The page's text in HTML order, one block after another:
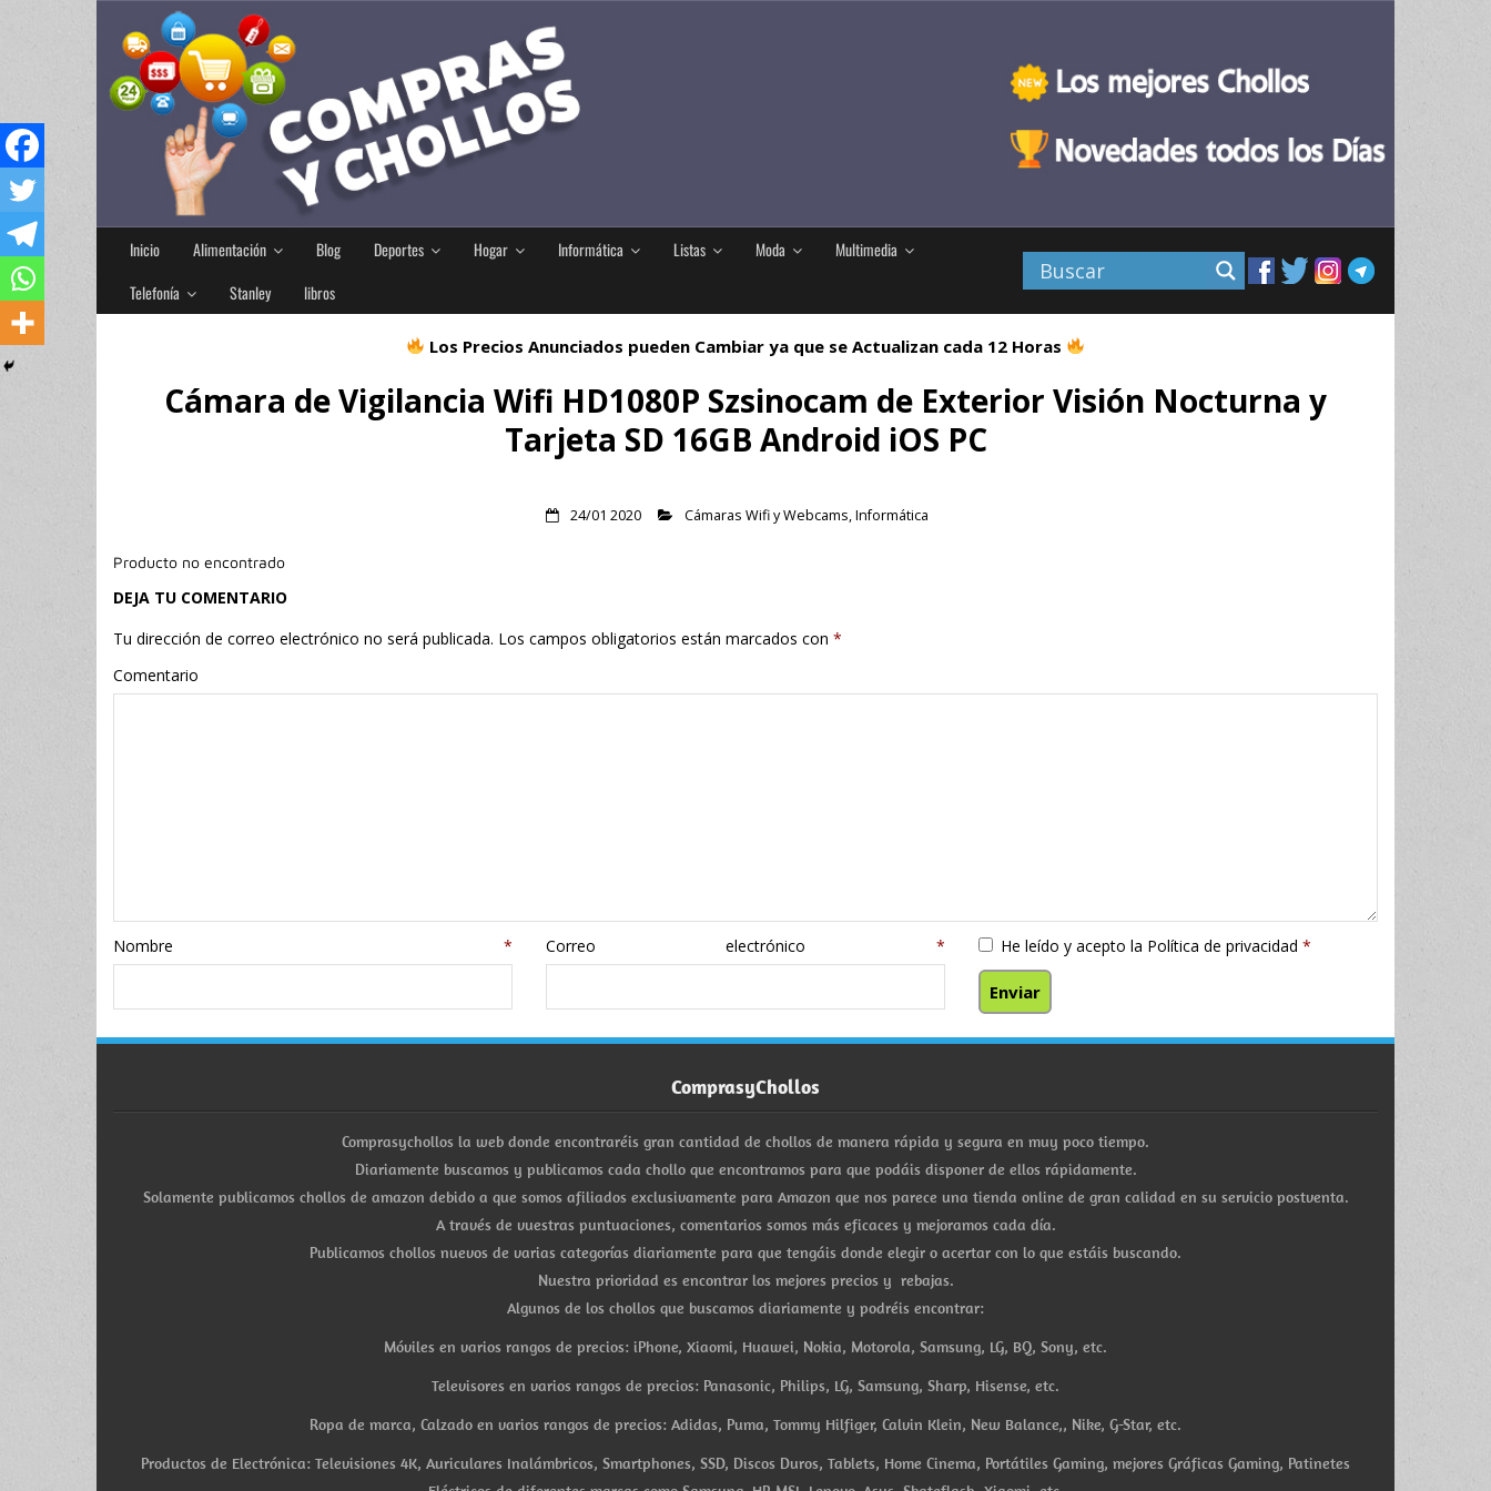
Inicio Alimentación Blog Deportes Hogar Informática Listas Moda
Multimedia
Telefonía
Stanley libros
Los Precios Anunciados pueden Cambiar ya que se Actualizan cada 12 Horas
Cámara de Vigilancia Wifi HD1080P Szsinocam de Exterior Visión Nocturna y
Tarjeta SD 16GB Android iOS PC
24/01 2020 Cámaras Wifi y Webcams,Informática
Producto no encontrado
DEJA TU COMENTARIO
Tu dirección de correo electrónico no será publicada. Los campos obligatorios están marcados con *
Comentario
Nombre* Correo electrónico* He leído y acepto la Política de privacidad *
ComprasyChollos
Comprasychollos la web donde encontraréis gran cantidad de chollos de manera rápida y segura en muy poco tiempo.
Diariamente buscamos y publicamos cada chollo que encontramos para que podáis disponer de ellos rápidamente.
Solamente publicamos chollos de amazon debido a que somos afiliados exclusivamente para Amazon que nos parece una tienda online de gran calidad en su servicio postventa.
A través de vuestras puntuaciones, comentarios somos más eficaces y mejoramos cada día.
Publicamos chollos nuevos de varias categorías diariamente para que tengáis donde elegir o acertar con lo que estáis buscando.
Nuestra prioridad es encontrar los mejores precios y rebajas.
Algunos de los chollos que buscamos diariamente y podréis encontrar:
Móviles en varios rangos de precios: iPhone, Xiaomi, Huawei, Nokia, Motorola, Samsung, LG, BQ, Sony, etc.
Televisores en varios rangos de precios: Panasonic, Philips, LG, Samsung, Sharp, Hisense, etc.
Ropa de marca, Calzado en varios rangos de precios: Adidas, Puma, Tommy Hilfiger, Calvin Klein, New Balance,, Nike, G-Star, etc.
Productos de Electrónica: Televisiones 4K, Auriculares Inalámbricos, Smartphones, SSD, Discos Duros, Tablets, Home Cinema, Portátiles Gaming, mejores Gráficas Gaming, Patinetes